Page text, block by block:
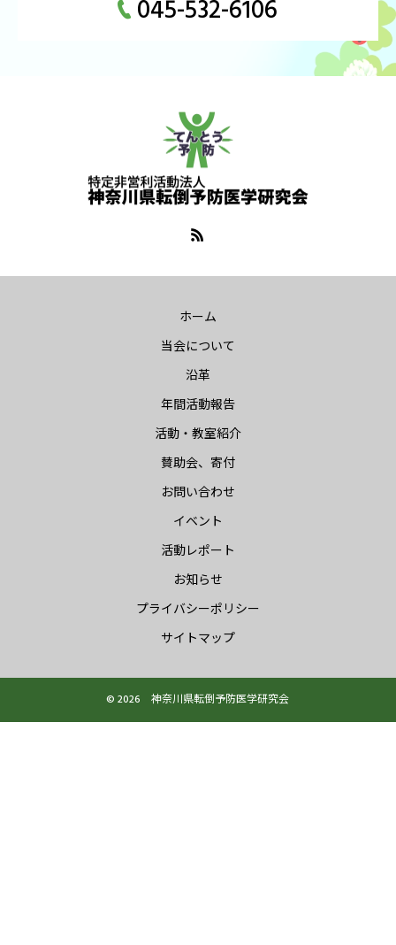
045-532-6106
ホーム
当会について
沿革
年間活動報告
活動・教室紹介
賛助会、寄付
お問い合わせ
イベント
活動レポート
お知らせ
プライバシーポリシー
サイトマップ
© 2026 神奈川県転倒予防医学研究会